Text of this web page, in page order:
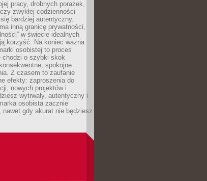
pracy, drobnych porażek,
zwykłej codzienności
bardziej autentyczny.
inną granicę prywatności,
w świecie idealnych
korzyść. Na koniec ważna
osobistej to proces
chodzi o szybki skok
spokojne
Z czasem to zaufanie
efekty: zaproszenia do
nowych projektów i
wytrwały, autentyczny i
osobista zacznie
nawet gdy akurat nie będziesz